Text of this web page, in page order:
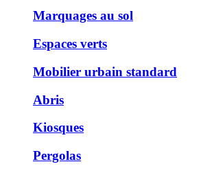
Marquages au sol
Espaces verts
Mobilier urbain standard
Abris
Kiosques
Pergolas